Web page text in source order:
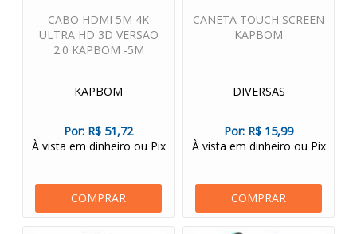
CABO HDMI 5M 4K
ULTRA HD 3D VERSAO
2.0 KAPBOM -5M
KAPBOM
Por: R$ 51,72
À vista em dinheiro ou Pix
COMPRAR
CANETA TOUCH SCREEN
KAPBOM
DIVERSAS
Por: R$ 15,99
À vista em dinheiro ou Pix
COMPRAR